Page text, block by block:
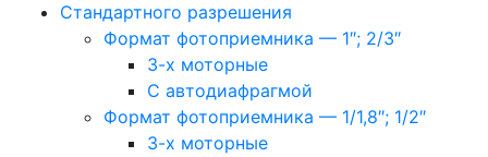
Стандартного разрешения
Формат фотоприемника — 1″; 2/3″
3-х моторные
С автодиафрагмой
Формат фотоприемника — 1/1,8″; 1/2″
3-х моторные